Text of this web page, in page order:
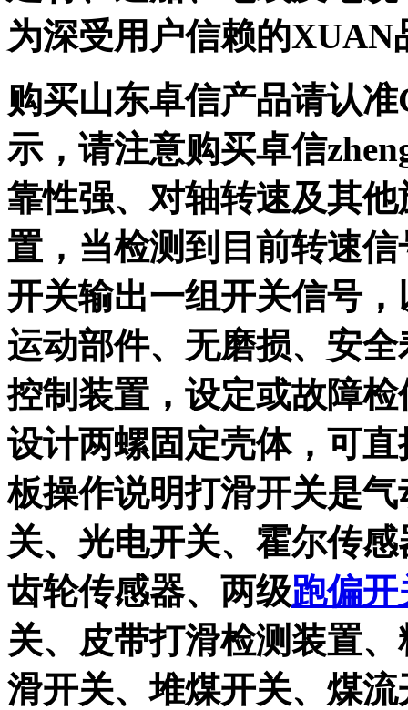
为深受用户信赖的XUAN
购买山东卓信产品请认
示，请注意购买卓信
靠性强、对轴转速及其
置，当检测到目前转速
开关输出一组开关信号
运动部件、无磨损、安
控制装置，设定或故障
设计两螺固定壳体，可
板操作说明打滑开关是
关、光电开关、霍尔传
齿轮传感器、两级跑偏开
关、皮带打滑检测装置
滑开关、堆煤开关、煤